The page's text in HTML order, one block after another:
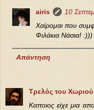
airis
10
Χαίρομαι που
Φιλάκια Νάσια! :)))
Απάντηση
Τρελός του Χωριού
Καποιος είχε μια